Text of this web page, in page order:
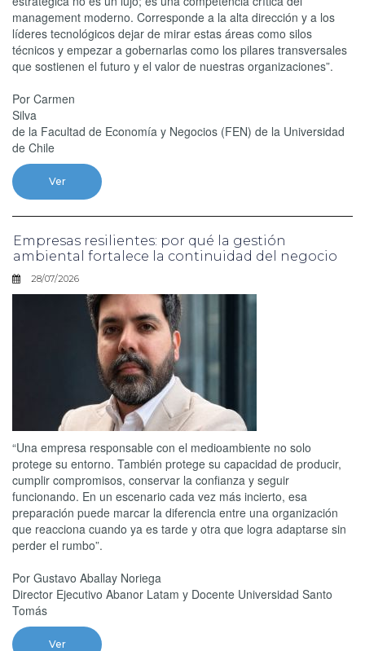
management moderno. Corresponde a la alta dirección y a los
líderes tecnológicos dejar de mirar estas áreas como silos
técnicos y empezar a gobernarlas como los pilares transversales
que sostienen el futuro y el valor de nuestras organizaciones”.
Por Carmen
Silva
de la Facultad de Economía y Negocios (FEN) de la Universidad
de Chile
Ver
Empresas resilientes: por qué la gestión
ambiental fortalece la continuidad del negocio
28/07/2026
“Una empresa responsable con el medioambiente no solo
protege su entorno. También protege su capacidad de producir,
cumplir compromisos, conservar la confianza y seguir
funcionando. En un escenario cada vez más incierto, esa
preparación puede marcar la diferencia entre una organización
que reacciona cuando ya es tarde y otra que logra adaptarse sin
perder el rumbo”.
Por Gustavo Aballay Noriega
Director Ejecutivo Abanor Latam y Docente Universidad Santo
Tomás
Ver